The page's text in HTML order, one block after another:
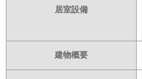
居室設備
建物概要